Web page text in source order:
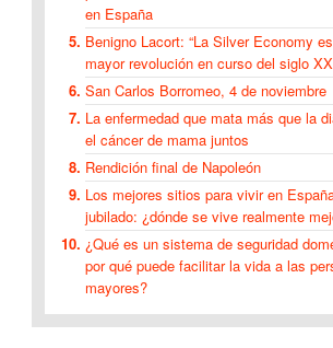
en España
Benigno Lacort: “La Silver Economy
mayor revolución en curso del siglo
San Carlos Borromeo, 4 de noviembre
La enfermedad que mata más que la
el cáncer de mama juntos
Rendición final de Napoleón
Los mejores sitios para vivir en
jubilado: ¿dónde se vive realmente
¿Qué es un sistema de seguridad
por qué puede facilitar la vida a las
mayores?